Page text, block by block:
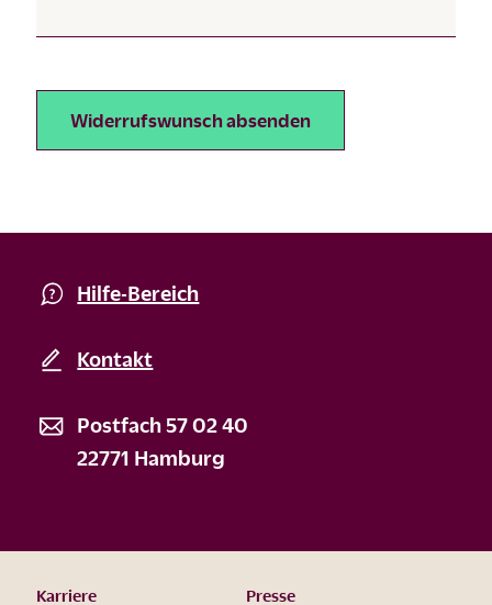
Hilfe-Bereich
Kontakt
Postfach 57 02 40
22771 Hamburg
Karriere Presse